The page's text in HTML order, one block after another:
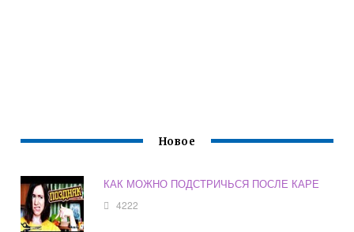
Новое
КАК МОЖНО ПОДСТРИЧЬСЯ ПОСЛЕ КАРЕ
4222